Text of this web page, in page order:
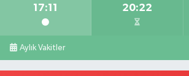
17:11 20:22
Aylık Vakitler